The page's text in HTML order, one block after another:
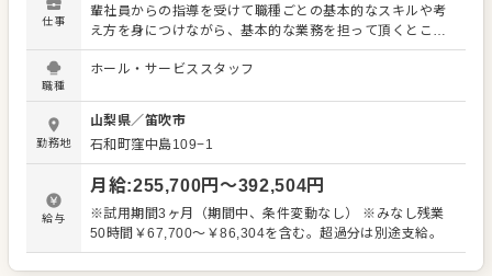
仕事
輩社員からの指導を受けて職種ごとの基本的なスキルや考
え方を身につけながら、基本的な業務を担って頂くところ
からはじまります。 その後は、自力で担える業務範囲を広
げていき、新たに入ってくるパートやアルバイトの方々や
にその先の未来として、店舗運営のプロとして店舗責任者
やエリアやブランドのマネージャーとして活躍頂くだけで
なく、マーケティング・商品企画・調達といった店舗運営
を支える部署や、人事・財務経理といった企業経営を支え
る機能を担う部署で外食企業のより幅広い知識や経験を積
むこともできます。 【具体的には…】 ・仕込みから盛り付
けまでの調理全般 ・仕入れや在庫管理などキッチンの管理
フの教育 ・洗浄や清掃など衛生管理 ・料理長の補助 ・新
職種
ホール・サービススタッフ
勤務地
山梨県／笛吹市
石和町窪中島109−1
給与
月給:255,700円〜392,504円
※試用期間3ヶ月（期間中、条件変動なし） ※みなし残業
50時間￥67,700～￥86,304を含む。超過分は別途支給。